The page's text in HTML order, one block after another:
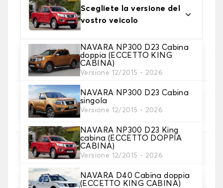
Scegliete la versione del
vostro veicolo
NAVARA NP300 D23 Cabina
doppia (ECCETTO KING
CABINA)
Versione 12/2015 - 2026
NAVARA NP300 D23 Cabina
singola
Versione 12/2015 - 2026
NAVARA NP300 D23 King
cabina (ECCETTO DOPPIA
CABINA)
Versione 12/2015 - 2026
NAVARA D40 Cabina doppia
(ECCETTO KING CABINA)
2. Materiale
Scegli il materiale del tappetini auto
3. Set di tappetini
Selezionare il numero di tappetini per auto
necessari.
4. Colori dei tappetini
Scegli il materiale del tappetino auto.